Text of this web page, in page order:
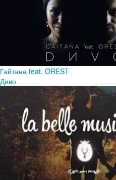
Гайтана feat. OREST
Диво